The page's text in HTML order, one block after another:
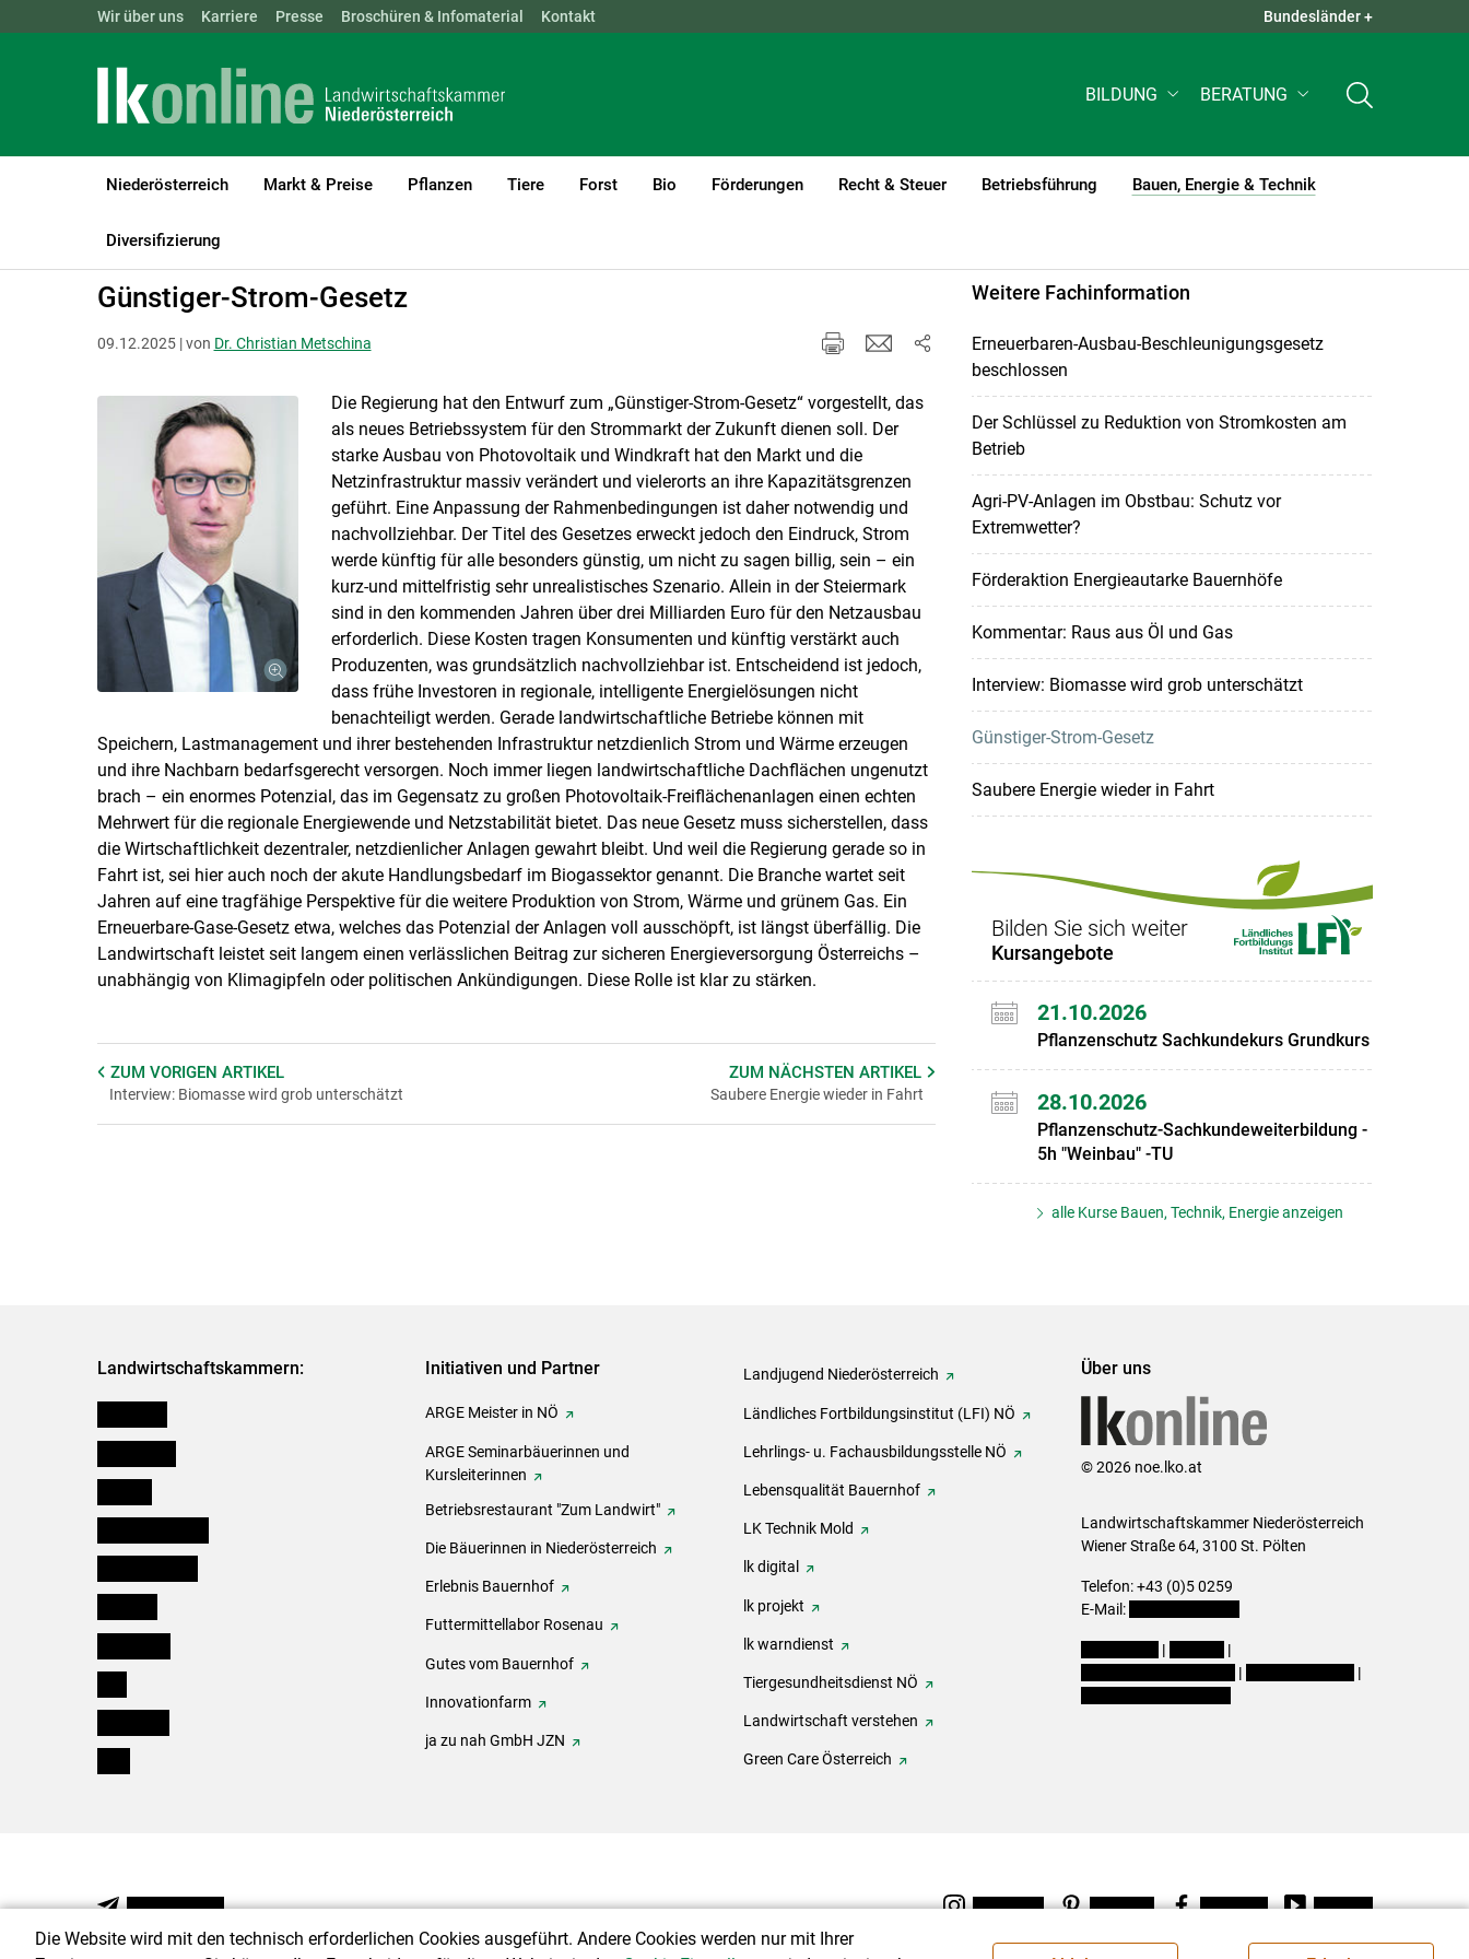
Skip to main content
Landwirtschaftskammern: ÖSTERREICH BGLD KTN NÖ OÖ SBG QUICK LINKS +
Wir über uns Karriere Presse Broschüren & Infomaterial Kontakt Bundesländer +
BILDUNG BERATUNG
Niederösterreich Markt & Preise Pflanzen Tiere Forst Bio Förderungen Recht & Steuer Betriebsführung Bauen, Energie & Technik
(current)1
Diversifizierung
LK Niederösterreich
Günstiger-Strom-Gesetz
09.12.2025 | von Dr. Christian Metschina
Die Regierung hat den Entwurf zum „Günstiger-Strom-Gesetz“ vorgestellt, das
als neues Betriebssystem für den Strommarkt der Zukunft dienen soll. Der
starke Ausbau von Photovoltaik und Windkraft hat den Markt und die
Netzinfrastruktur massiv verändert und vielerorts an ihre Kapazitätsgrenzen
geführt. Eine Anpassung der Rahmenbedingungen ist daher notwendig und
nachvollziehbar. Der Titel des Gesetzes erweckt jedoch den Eindruck, Strom
werde künftig für alle besonders günstig, um nicht zu sagen billig, sein – ein
kurz-und mittelfristig sehr unrealistisches Szenario. Allein in der Steiermark
sind in den kommenden Jahren über drei Milliarden Euro für den Netzausbau
erforderlich. Diese Kosten tragen Konsumenten und künftig verstärkt auch
Produzenten, was grundsätzlich nachvollziehbar ist. Entscheidend ist jedoch,
dass frühe Investoren in regionale, intelligente Energielösungen nicht
benachteiligt werden. Gerade landwirtschaftliche Betriebe können mit
Speichern, Lastmanagement und ihrer bestehenden Infrastruktur netzdienlich Strom und Wärme erzeugen
und ihre Nachbarn bedarfsgerecht versorgen. Noch immer liegen landwirtschaftliche Dachflächen ungenutzt
brach – ein enormes Potenzial, das im Gegensatz zu großen Photovoltaik-Freiflächenanlagen einen echten
Mehrwert für die regionale Energiewende und Netzstabilität bietet. Das neue Gesetz muss sicherstellen, dass
die Wirtschaftlichkeit dezentraler, netzdienlicher Anlagen gewahrt bleibt. Und weil die Regierung gerade so in
Fahrt ist, sei hier auch noch der akute Handlungsbedarf im Biogassektor genannt. Die Branche wartet seit
Jahren auf eine tragfähige Perspektive für die weitere Produktion von Strom, Wärme und grünem Gas. Ein
Erneuerbare-Gase-Gesetz etwa, welches das Potenzial der Anlagen voll ausschöpft, ist längst überfällig. Die
Landwirtschaft leistet seit langem einen verlässlichen Beitrag zur sicheren Energieversorgung Österreichs –
unabhängig von Klimagipfeln oder politischen Ankündigungen. Diese Rolle ist klar zu stärken.
ZUM VORIGEN ARTIKEL
Interview: Biomasse wird grob unterschätzt
ZUM NÄCHSTENARTIKEL
Saubere Energie wieder in Fahrt
Weitere Fachinformation
Erneuerbaren-Ausbau-Beschleunigungsgesetz
beschlossen
Der Schlüssel zu Reduktion von Stromkosten am
Betrieb
Agri-PV-Anlagen im Obstbau: Schutz vor
Extremwetter?
Förderaktion Energieautarke Bauernhöfe
Kommentar: Raus aus Öl und Gas
Interview: Biomasse wird grob unterschätzt
Günstiger-Strom-Gesetz
Saubere Energie wieder in Fahrt
Bilden Sie sich weiter
Kursangebote
21.10.2026
Pflanzenschutz Sachkundekurs Grundkurs
28.10.2026
Pflanzenschutz-Sachkundeweiterbildung -
5h "Weinbau" -TU
alle Kurse Bauen, Technik, Energie anzeigen
Landwirtschaftskammern: Initiativen und Partner
ARGE Meister in NÖ
ARGE Seminarbäuerinnen und
Kursleiterinnen
Betriebsrestaurant "Zum Landwirt"
Die Bäuerinnen in Niederösterreich
Erlebnis Bauernhof
Futtermittellabor Rosenau
Gutes vom Bauernhof
Innovationfarm
ja zu nah GmbH JZN
Landjugend Niederösterreich
Ländliches Fortbildungsinstitut (LFI) NÖ
Lehrlings- u. Fachausbildungsstelle NÖ
Lebensqualität Bauernhof
LK Technik Mold
lk digital
lk projekt
lk warndienst
Tiergesundheitsdienst NÖ
Landwirtschaft verstehen
Green Care Österreich
Über uns
© 2026 noe.lko.at
Landwirtschaftskammer Niederösterreich
Wiener Straße 64, 3100 St. Pölten
Telefon: +43 (0)5 0259
E-Mail:
|
|
|
|
NEWSLETTER Instagram Pinterest Facebook Youtube
Die Website wird mit den technisch erforderlichen Cookies ausgeführt. Andere Cookies werden nur mit Ihrer